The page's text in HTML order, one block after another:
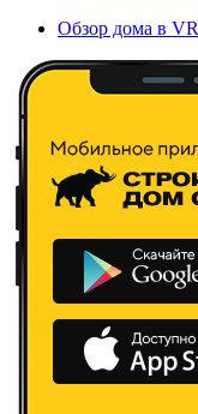
Обзор дома в VR